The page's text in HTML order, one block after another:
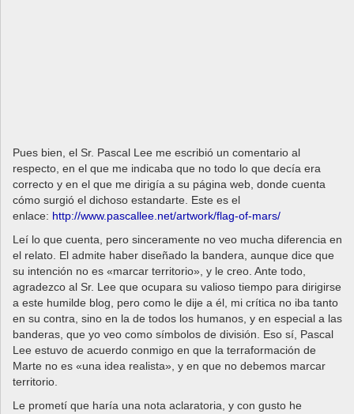
Pues bien, el Sr. Pascal Lee me escribió un comentario al
respecto, en el que me indicaba que no todo lo que decía era
correcto y en el que me dirigía a su página web, donde cuenta
cómo surgió el dichoso estandarte. Este es el
enlace: http://www.pascallee.net/artwork/flag-of-mars/
Leí lo que cuenta, pero sinceramente no veo mucha diferencia en
el relato. El admite haber diseñado la bandera, aunque dice que
su intención no es «marcar territorio», y le creo. Ante todo,
agradezco al Sr. Lee que ocupara su valioso tiempo para dirigirse
a este humilde blog, pero como le dije a él, mi crítica no iba tanto
en su contra, sino en la de todos los humanos, y en especial a las
banderas, que yo veo como símbolos de división. Eso sí, Pascal
Lee estuvo de acuerdo conmigo en que la terraformación de
Marte no es «una idea realista», y en que no debemos marcar
territorio.
Le prometí que haría una nota aclaratoria, y con gusto he